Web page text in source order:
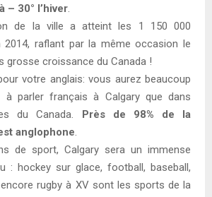
– 30° l’hiver.
de la ville a atteint les 1 150 000
2014, raflant par la même occasion le
grosse croissance du Canada !
votre anglais: vous aurez beaucoup
à parler français à Calgary que dans
du Canada. Près de 98% de la
anglophone.
de sport, Calgary sera un immense
: hockey sur glace, football, baseball,
rugby à XV sont les sports de la